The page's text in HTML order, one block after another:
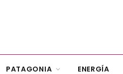
PATAGONIA ENERGÍA